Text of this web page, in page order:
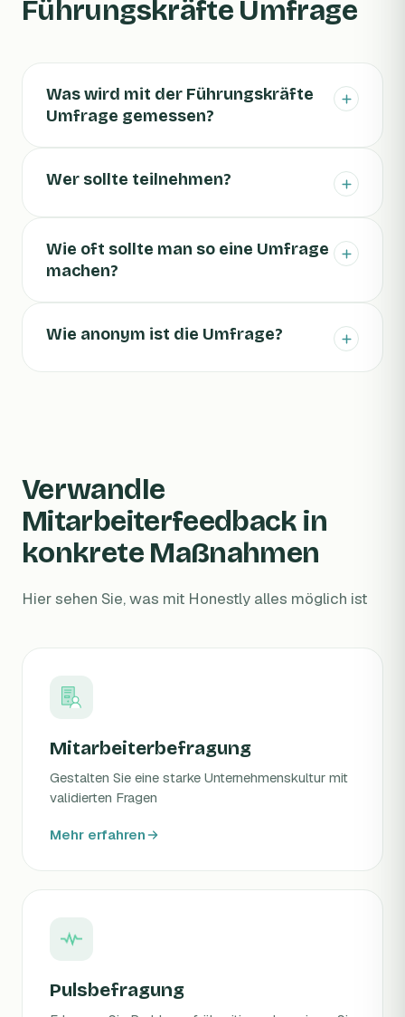
Führungskräfte Umfrage
Was wird mit der Führungskräfte
Umfrage gemessen?
Wer sollte teilnehmen?
Wie oft sollte man so eine Umfrage
machen?
Wie anonym ist die Umfrage?
Verwandle
Mitarbeiterfeedback in
konkrete Maßnahmen
Hier sehen Sie, was mit Honestly alles möglich ist
Mitarbeiterbefragung
Gestalten Sie eine starke Unternehmenskultur mit
validierten Fragen
Mehr erfahren
Pulsbefragung